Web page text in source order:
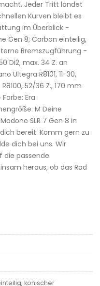
Jeder Tritt landet
Kurven bleibt es
im Überblick -
Gen 8, Carbon einteilig,
Bremszugführung -
Di2, max. 34 Z. an
Ultegra R8101, 11-30,
52/36 Z., 170 mm
Era
M Deine
SLR 7 Gen 8 in
bereit. Komm gern zu
dich bei uns. Wir
die passende
heraus, ob das Rad
konischer